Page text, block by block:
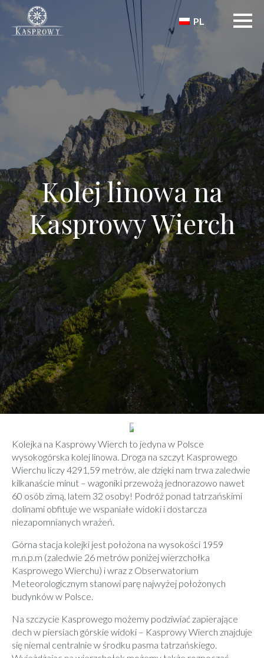
PL
Kolej linowa na
Kasprowy Wierch
Kolejka na Kasprowy Wierch to jedyna w Polsce
wysokogórska kolej linowa. Droga na szczyt Kasprowego
Wierchu liczy 4291,59 metrów, ale dzięki nam trwa zaledwie
kilkanaście minut – wagoniki przewożą jednorazowo nawet
60 osób zimą, latem 32 osoby! Podróż ponad tatrzańskimi
dolinami obfituje we wspaniałe widoki i dostarcza
niezapomnianych wrażeń.
Górna stacja kolejki jest położona na wysokości 1959
m.n.p.m (zaledwie 26 metrów poniżej wierzchołka
Kasprowego Wierchu) i wraz z Obserwatorium
Meteorologicznym stanowi parę najwyżej położonych
budynków w Polsce.
Na szczycie Kasprowego możemy podziwiać zapierające
dech w piersiach górskie widoki – Kasprowy Wierch znajduje
się niemal centralnie w środku pasma tatrzańskiego.